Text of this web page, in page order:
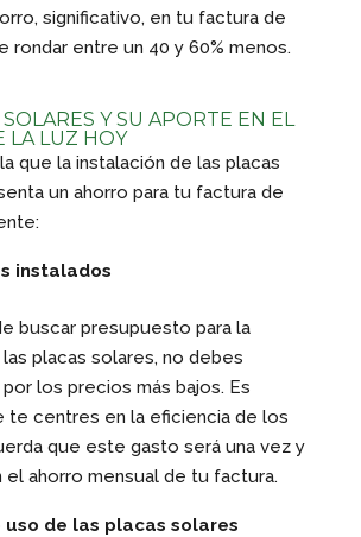
significativo, en tu factura de
rondar entre un 40 y 60% menos.
SOLARES Y SU APORTE EN EL
LA LUZ HOY
que la instalación de las placas
un ahorro para tu factura de
instalados
buscar presupuesto para la
placas solares, no debes
los precios más bajos. Es
te centres en la eficiencia de los
que este gasto será una vez y
ahorro mensual de tu factura.
uso de las placas solares